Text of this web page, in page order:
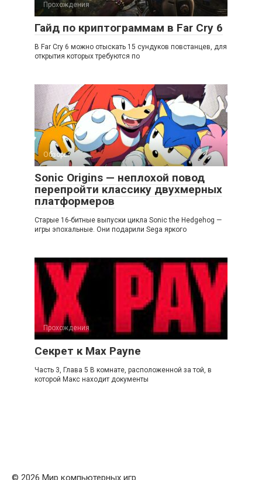
Прохождения
Гайд по криптограммам в Far Cry 6
В Far Cry 6 можно отыскать 15 сундуков повстанцев, для
открытия которых требуются по
Обзоры
Sonic Origins — неплохой повод
перепройти классику двухмерных
платформеров
Старые 16-битные выпуски цикла Sonic the Hedgehog —
игры эпохальные. Они подарили Sega яркого
Прохождения
Секрет к Max Payne
Часть 3, Глава 5 В комнате, расположенной за той, в
которой Макс находит документы
© 2026 Мир компьютерных игр